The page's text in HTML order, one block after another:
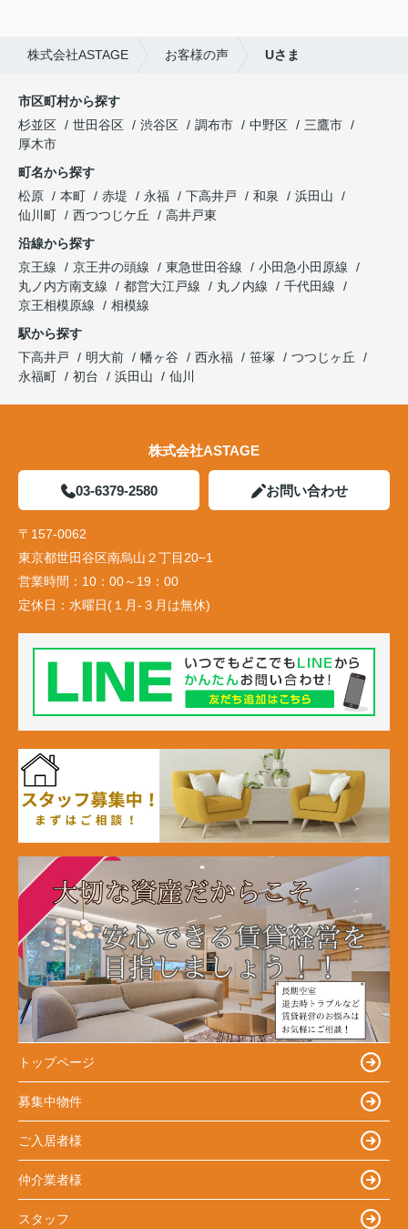
株式会社ASTAGE お客様の声 Uさま
市区町村から探す
杉並区
世田谷区 渋谷区 調布市 中野区
三鷹市
厚木市
町名から探す
松原
本町 赤堤 永福 下高井戸 和泉
浜田山
仙川町
西つつじケ丘
高井戸東
沿線から探す
京王線
京王井の頭線 東急世田谷線
小田急小田原線
丸ノ内方南支線
都営大江戸線 丸ノ内線
千代田線
京王相模原線
相模線
駅から探す
下高井戸
明大前 幡ヶ谷 西永福 笹塚
つつじヶ丘
永福町
初台 浜田山 仙川
株式会社ASTAGE
03-6379-2580 お問い合わせ
〒157-0062
東京都世田谷区南烏山２丁目20−1
営業時間： 10：00～19：00
定休日： 水曜日(１月-３月は無休)
トップページ
募集中物件
ご入居者様
仲介業者様
スタッフ